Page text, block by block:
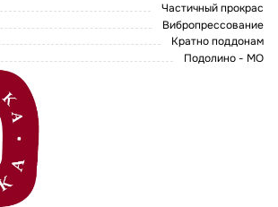
Частичный прокрас
Вибропрессование
Кратно поддонам
Подолино - МО